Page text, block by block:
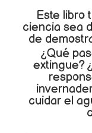
Este libro
ciencia sea
de
¿Qué
extingue?
cuidar el